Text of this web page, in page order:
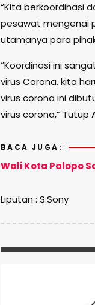
“Kita berkoordinasi
pesawat mengenai
utamanya para
“Koordinasi ini
virus Corona, kita
virus corona ini
virus corona,” Tutup
BACA JUGA:
Wali Kota Palopo
Liputan : S.Sony